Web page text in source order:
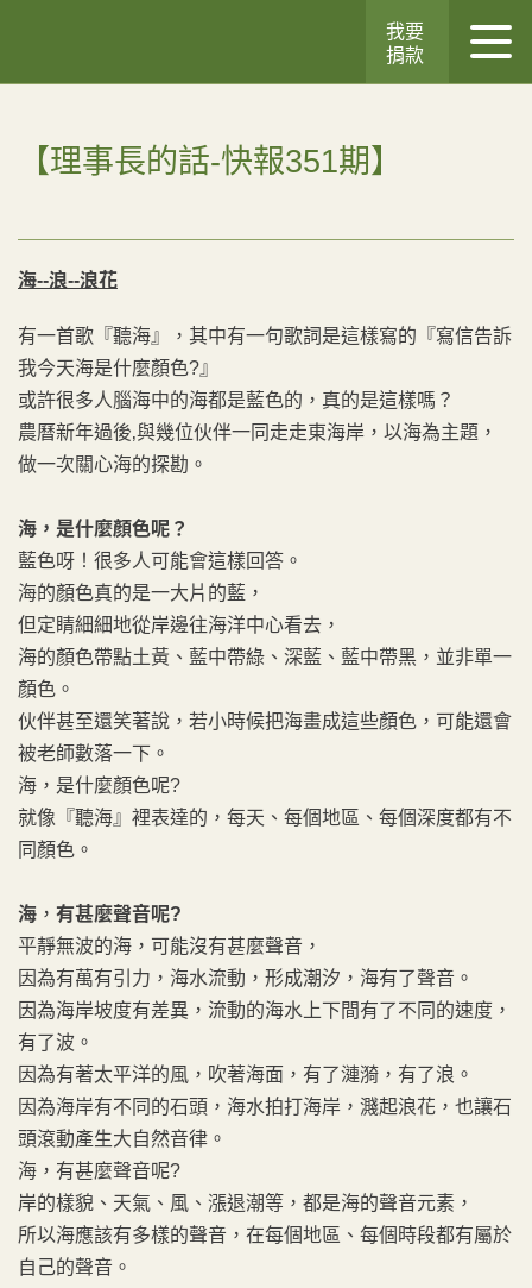
我要
捐款
【理事長的話-快報351期】
海--浪--浪花
有一首歌『聽海』，其中有一句歌詞是這樣寫的『寫信告訴
我今天海是什麼顏色?』
或許很多人腦海中的海都是藍色的，真的是這樣嗎？
農曆新年過後‚與幾位伙伴一同走走東海岸，以海為主題，
做一次關心海的探勘。
海，是什麼顏色呢？
藍色呀！很多人可能會這樣回答。
海的顏色真的是一大片的藍，
但定睛細細地從岸邊往海洋中心看去，
海的顏色帶點土黃、藍中帶綠、深藍、藍中帶黑，並非單一
顏色。
伙伴甚至還笑著說，若小時候把海畫成這些顏色，可能還會
被老師數落一下。
海，是什麼顏色呢?
就像『聽海』裡表達的，每天、每個地區、每個深度都有不
同顏色。
海 ， 有甚麼聲音呢?
平靜無波的海，可能沒有甚麼聲音，
因為有萬有引力，海水流動，形成潮汐，海有了聲音。
因為海岸坡度有差異，流動的海水上下間有了不同的速度，
有了波。
因為有著太平洋的風，吹著海面，有了漣漪，有了浪。
因為海岸有不同的石頭，海水拍打海岸，濺起浪花，也讓石
頭滾動產生大自然音律。
海，有甚麼聲音呢?
岸的樣貌、天氣、風、漲退潮等，都是海的聲音元素，
所以海應該有多樣的聲音，在每個地區、每個時段都有屬於
自己的聲音。